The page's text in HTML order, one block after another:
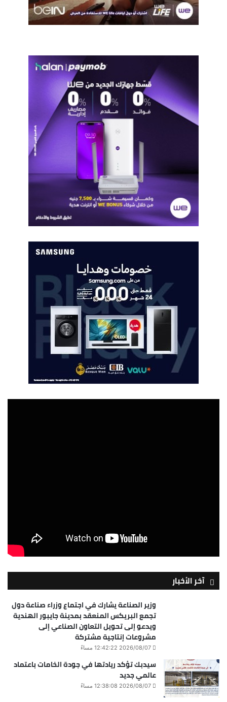
آخر الأخبار
وزير الصناعة يشارك في اجتماع وزراء صناعة دول
تجمع البريكس المنعقد بمدينة جايبور الهندية
ويدعو إلى تحويل التعاون الصناعي إلى
مشروعات إنتاجية مشتركة
2026/08/07 12:42:22 مساءً
سيدبك تؤكد ريادتها في جودة الخامات باعتماد
عالمي جديد
2026/08/07 12:38:08 مساءً